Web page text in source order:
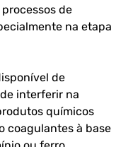
de
na etapa
de
interferir na
químicos
coagulantes à base